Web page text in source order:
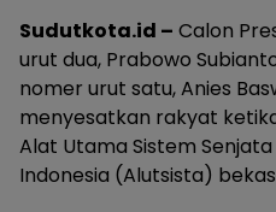
Sudutkota.id – Calon
urut dua, Prabowo
nomer urut satu, Anies
menyesatkan rakyat
Alat Utama Sistem
Indonesia (Alutsista)